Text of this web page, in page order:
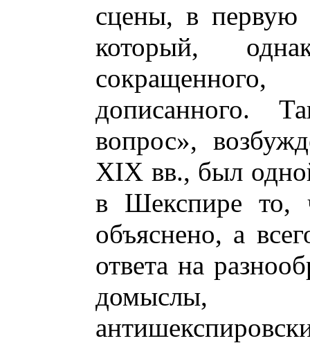
сцены, в первую
который,
дописанного.
вопрос»,
XIX вв., был
в Шекспире то,
объяснено, а
ответа на
домыслы,